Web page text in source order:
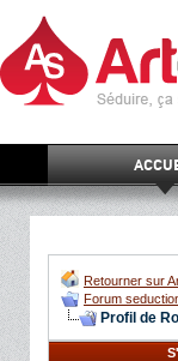
Retourner sur
Forum
Profil de